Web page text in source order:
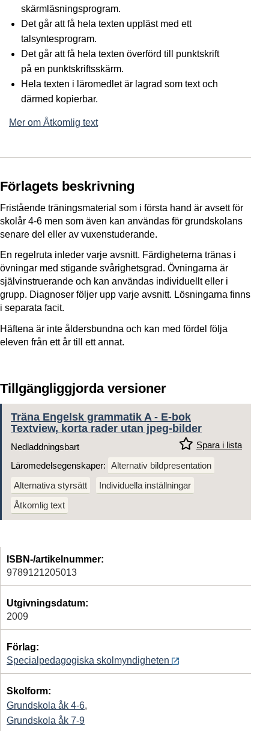
skärmläsningsprogram.
Det går att få hela texten uppläst med ett
talsyntesprogram.
Det går att få hela texten överförd till punktskrift
på en punktskriftsskärm.
Hela texten i läromedlet är lagrad som text och
därmed kopierbar.
Mer om Åtkomlig text
Förlagets beskrivning
Fristående träningsmaterial som i första hand är avsett för
skolår 4-6 men som även kan användas för grundskolans
senare del eller av vuxenstuderande.
En regelruta inleder varje avsnitt. Färdigheterna tränas i
övningar med stigande svårighetsgrad. Övningarna är
självinstruerande och kan användas individuellt eller i
grupp. Diagnoser följer upp varje avsnitt. Lösningarna finns
i separata facit.
Häftena är inte åldersbundna och kan med fördel följa
eleven från ett år till ett annat.
Tillgängliggjorda versioner
Träna Engelsk grammatik A - E-bok
Textview, korta rader utan jpeg-bilder
Spara i lista
Nedladdningsbart
Läromedelsegenskaper: Alternativ bildpresentation
Alternativa styrsätt
Individuella inställningar
Åtkomlig text
ISBN-/artikelnummer:
9789121205013
Utgivningsdatum:
2009
Förlag:
Specialpedagogiska skolmyndigheten
Skolform:
Grundskola åk 4-6,
Grundskola åk 7-9